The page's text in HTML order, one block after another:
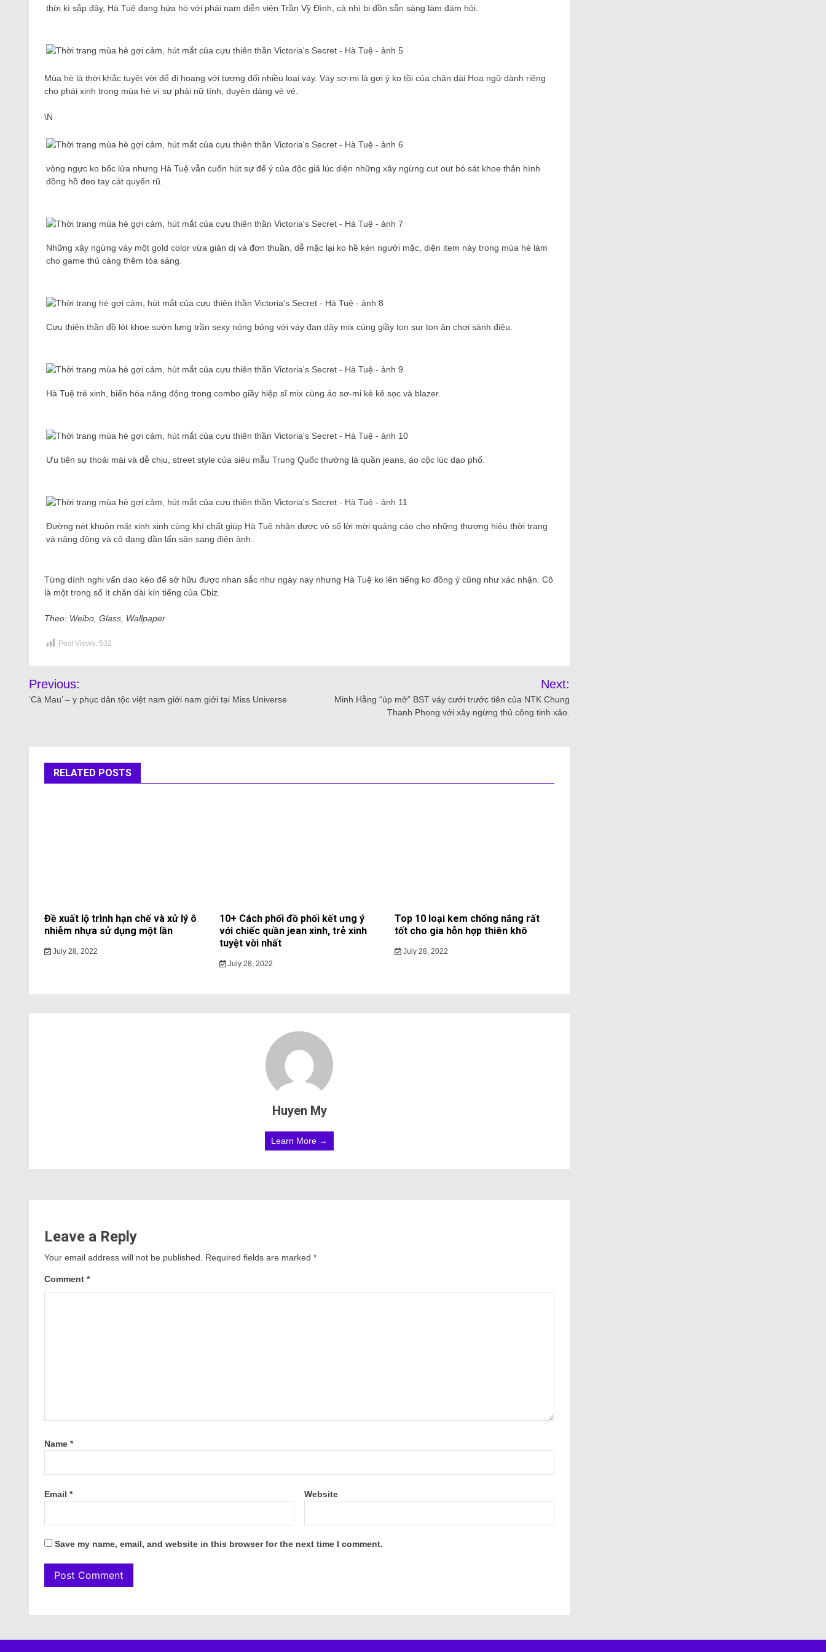
thời kì sắp đây, Hà Tuệ đang hứa hò với phái nam diễn viên Trần Vỹ Đình, cả nhì bị đồn sẵn sàng làm đám hỏi.
Mùa hè là thời khắc tuyệt vời để đi hoang với tương đối nhiều loại váy. Váy sơ-mi là gợi ý ko tồi của chân dài Hoa ngữ dành riêng
cho phái xinh trong mùa hè vì sự phái nữ tính, duyên dáng vẻ vẻ.
\N
vòng ngực ko bốc lửa nhưng Hà Tuệ vẫn cuốn hút sự để ý của độc giả lúc diện những xây ngừng cut out bó sát khoe thân hình
đồng hồ đeo tay cát quyến rũ.
Những xây ngừng váy một gold color vừa giản dị và đơn thuần, dễ mặc lại ko hề kén người mặc, diện item này trong mùa hè làm
cho game thủ càng thêm tỏa sáng.
Cựu thiên thần đồ lót khoe sườn lưng trần sexy nóng bỏng với váy đan dây mix cùng giầy ton sur ton ăn chơi sành điệu.
Hà Tuệ trẻ xinh, biến hóa năng động trong combo giầy hiệp sĩ mix cùng áo sơ-mi kẻ kẻ sọc và blazer.
Ưu tiên sự thoải mái và dễ chịu, street style của siêu mẫu Trung Quốc thường là quần jeans, áo cộc lúc dạo phố.
Đường nét khuôn mặt xinh xinh cùng khí chất giúp Hà Tuệ nhận được vô số lời mời quảng cáo cho những thương hiệu thời trang
và năng động và cô đang dần lấn sân sang điện ảnh.
Từng dính nghi vấn dao kéo để sở hữu được nhan sắc như ngày nay nhưng Hà Tuệ ko lên tiếng ko đồng ý cũng như xác nhận. Cô
là một trong số ít chân dài kín tiếng của Cbiz.
Theo: Weibo, Glass, Wallpaper
Post Views: 532
Previous:
‘Cà Mau’ – y phục dân tộc việt nam giới nam giới tại Miss Universe
Next:
Minh Hằng “úp mở” BST váy cưới trước tiên của NTK Chung
Thanh Phong với xây ngừng thủ công tinh xảo.
RELATED POSTS
Đề xuất lộ trình hạn chế và xử lý ô
nhiễm nhựa sử dụng một lần
July 28, 2022
10+ Cách phối đồ phối kết ưng ý
với chiếc quần jean xinh, trẻ xinh
tuyệt vời nhất
July 28, 2022
Top 10 loại kem chống nắng rất
tốt cho gia hỗn hợp thiên khô
July 28, 2022
Huyen My
Learn More →
Leave a Reply
Your email address will not be published. Required fields are marked *
Comment *
Name *
Email * Website
Save my name, email, and website in this browser for the next time I comment.